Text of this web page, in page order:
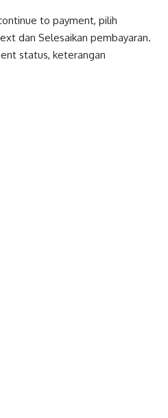
to payment, pilih
dan Selesaikan pembayaran.
status, keterangan